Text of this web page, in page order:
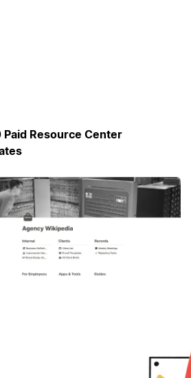
Paid Resource Center